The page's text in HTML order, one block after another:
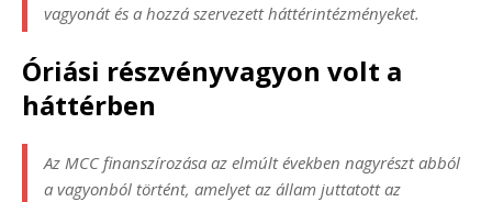
vagyonát és a hozzá szervezett háttérintézményeket.
Óriási részvényvagyon volt a
háttérben
Az MCC finanszírozása az elmúlt években nagyrészt abból
a vagyonból történt, amelyet az állam juttatott az